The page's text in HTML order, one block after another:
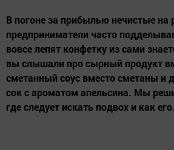
В погоне за прибылью нечистые на
предприниматели часто
вовсе лепят конфетку из сами
вы слышали про сырный продукт
сметанный соус вместо сметаны и
сок с ароматом апельсина. Мы
где следует искать подвох и как